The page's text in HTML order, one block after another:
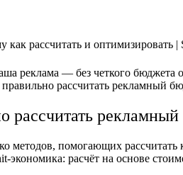
реклама — без четкого бюджета
правильно рассчитать рекламный
рассчитать
методов, помогающих
экономика: расчёт на основе